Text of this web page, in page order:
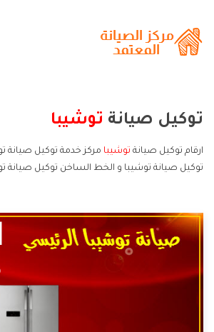
توكيل صيانة توشيبا
ارقام توكيل صيانة توشيبا مركز خدمة توكيل صيانة
توكيل صيانة توشيبا و الخط الساخن توكيل صيانة